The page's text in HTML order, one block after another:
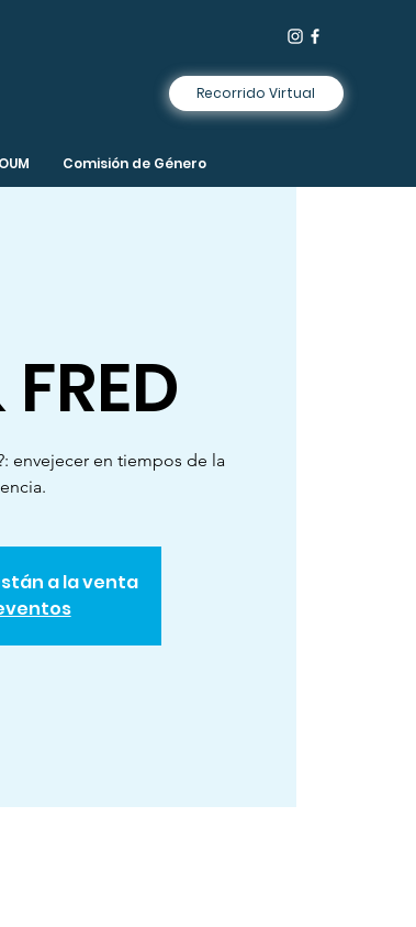
OUM Comisión de Género
Recorrido Virtual
envejecer en tiempos de la
a la venta